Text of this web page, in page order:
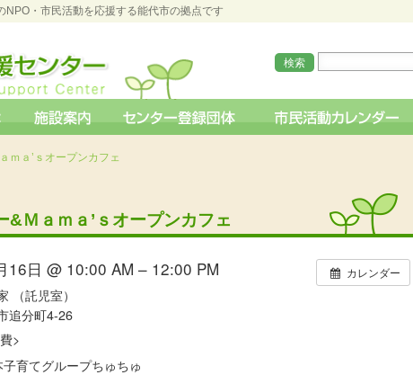
・市民活動を応援する能代市の拠点です
ｍａ’ｓオープンカフェ
&Ｍａｍａ’ｓオープンカフェ
カレンダー
16日 @ 10:00 AM – 12:00 PM
（託児室）
追分町4-26
>
育てグループちゅちゅ